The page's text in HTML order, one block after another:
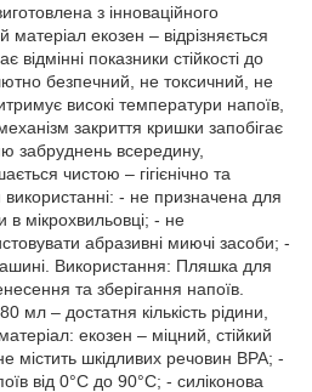
з інноваційного
матеріал екозен – відрізняється
показники стійкості до
безпечний, не токсичний, не
високі температури напоїв,
закриття кришки запобігає
забруднень всередину,
чистою – гігієнічно та
- не призначена для
в мікрохвильовці; - не
абразивні миючі засоби; -
Використання: Пляшка для
та зберігання напоїв.
мл – достатня кількість рідини,
екозен – міцний, стійкий
містить шкідливих речовин BPA; -
від 0°С до 90°С; - силіконова